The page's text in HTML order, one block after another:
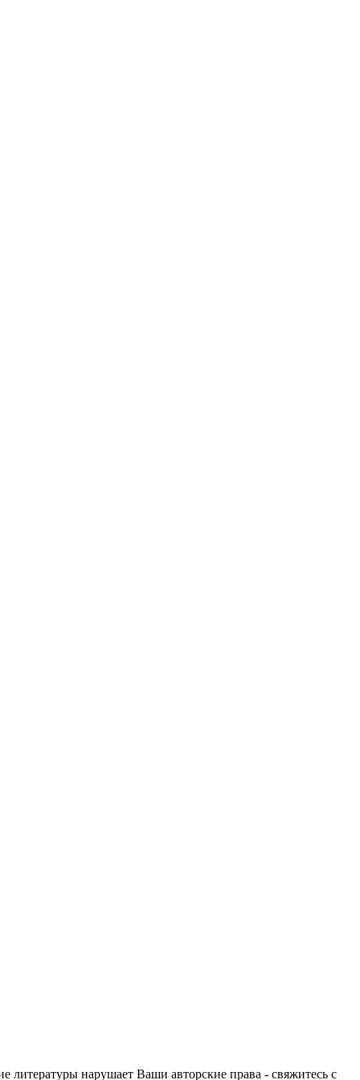
литературы нарушает Ваши авторские права - свяжитесь с